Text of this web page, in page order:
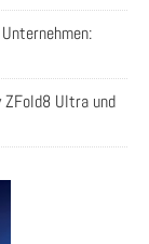
ZFold8 Ultra und